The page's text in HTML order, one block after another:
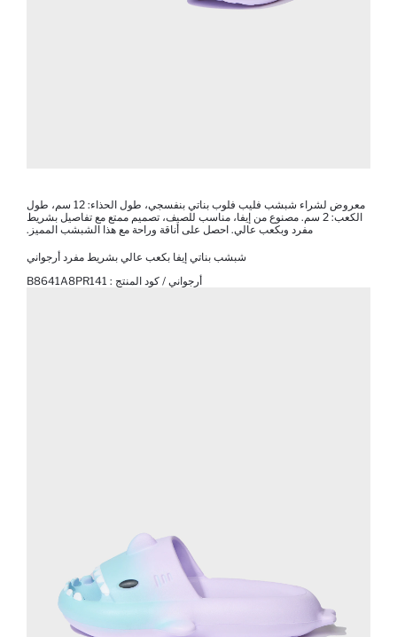
معروض لشراء شبشب فليب فلوب بناتي بنفسجي، طول الحذاء: 12 سم، طول
الكعب: 2 سم. مصنوع من إيفا، مناسب للصيف، تصميم ممتع مع تفاصيل بشريط
مفرد وبكعب عالي. احصل على أناقة وراحة مع هذا الشبشب المميز.
شبشب بناتي إيفا بكعب عالي بشريط مفرد أرجواني
أرجواني / كود المنتج : B8641A8PR141